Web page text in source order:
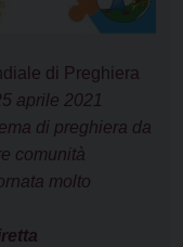
di Preghiera
aprile 2021
di preghiera da
comunità
molto